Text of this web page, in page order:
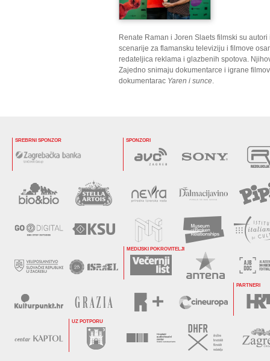
Renate Raman i Joren Slaets filmski su
scenarije za flamansku televiziju i filmove
redateljica reklama i glazbenih spotova.
Zajedno snimaju dokumentarce i igrane
dokumentarac Yaren i sunce.
SREBRNI SPONZOR SPONZORI
MEDIJSKI POKROVITELJI
PARTNERI
UZ POTPORU